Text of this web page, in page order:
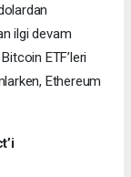
ilgi devam
ETF’leri
Ethereum